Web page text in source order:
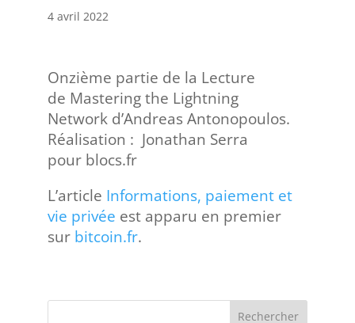
4 avril 2022
Onzième partie de la Lecture
de Mastering the Lightning
Network d’Andreas Antonopoulos.
Réalisation : Jonathan Serra
pour blocs.fr
L’article Informations, paiement et
vie privée est apparu en premier
sur bitcoin.fr.